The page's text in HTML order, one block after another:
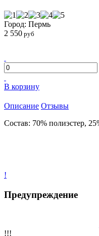
Город: Пермь
2 550 руб
В корзину
Описание Отзывы
Состав: 70% полиэстер,
!
Предупреждение
!!!